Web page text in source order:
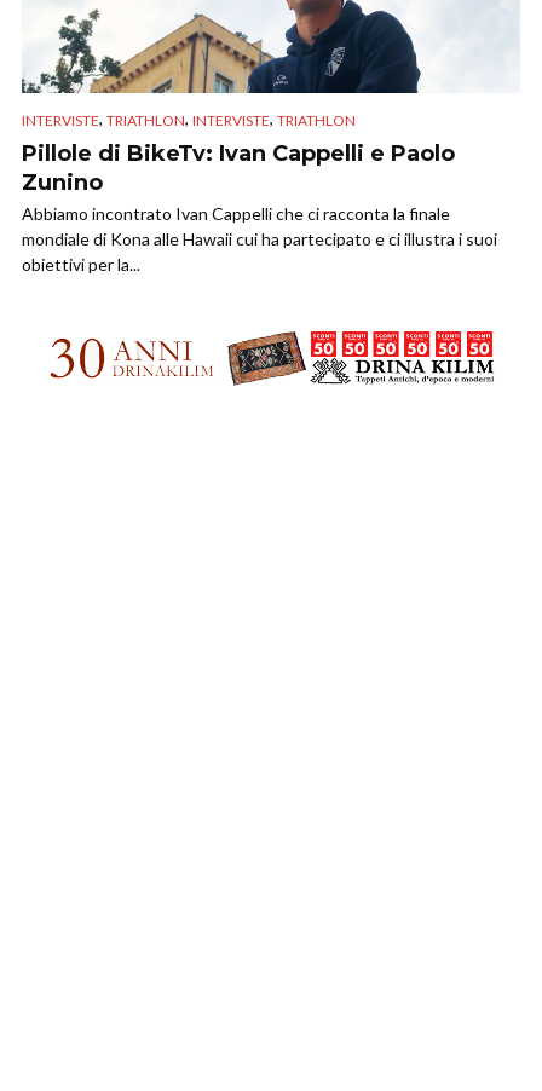
INTERVISTE, TRIATHLON, INTERVISTE, TRIATHLON
Pillole di BikeTv: Ivan Cappelli e Paolo
Zunino
Abbiamo incontrato Ivan Cappelli che ci racconta la finale
mondiale di Kona alle Hawaii cui ha partecipato e ci illustra i suoi
obiettivi per la...